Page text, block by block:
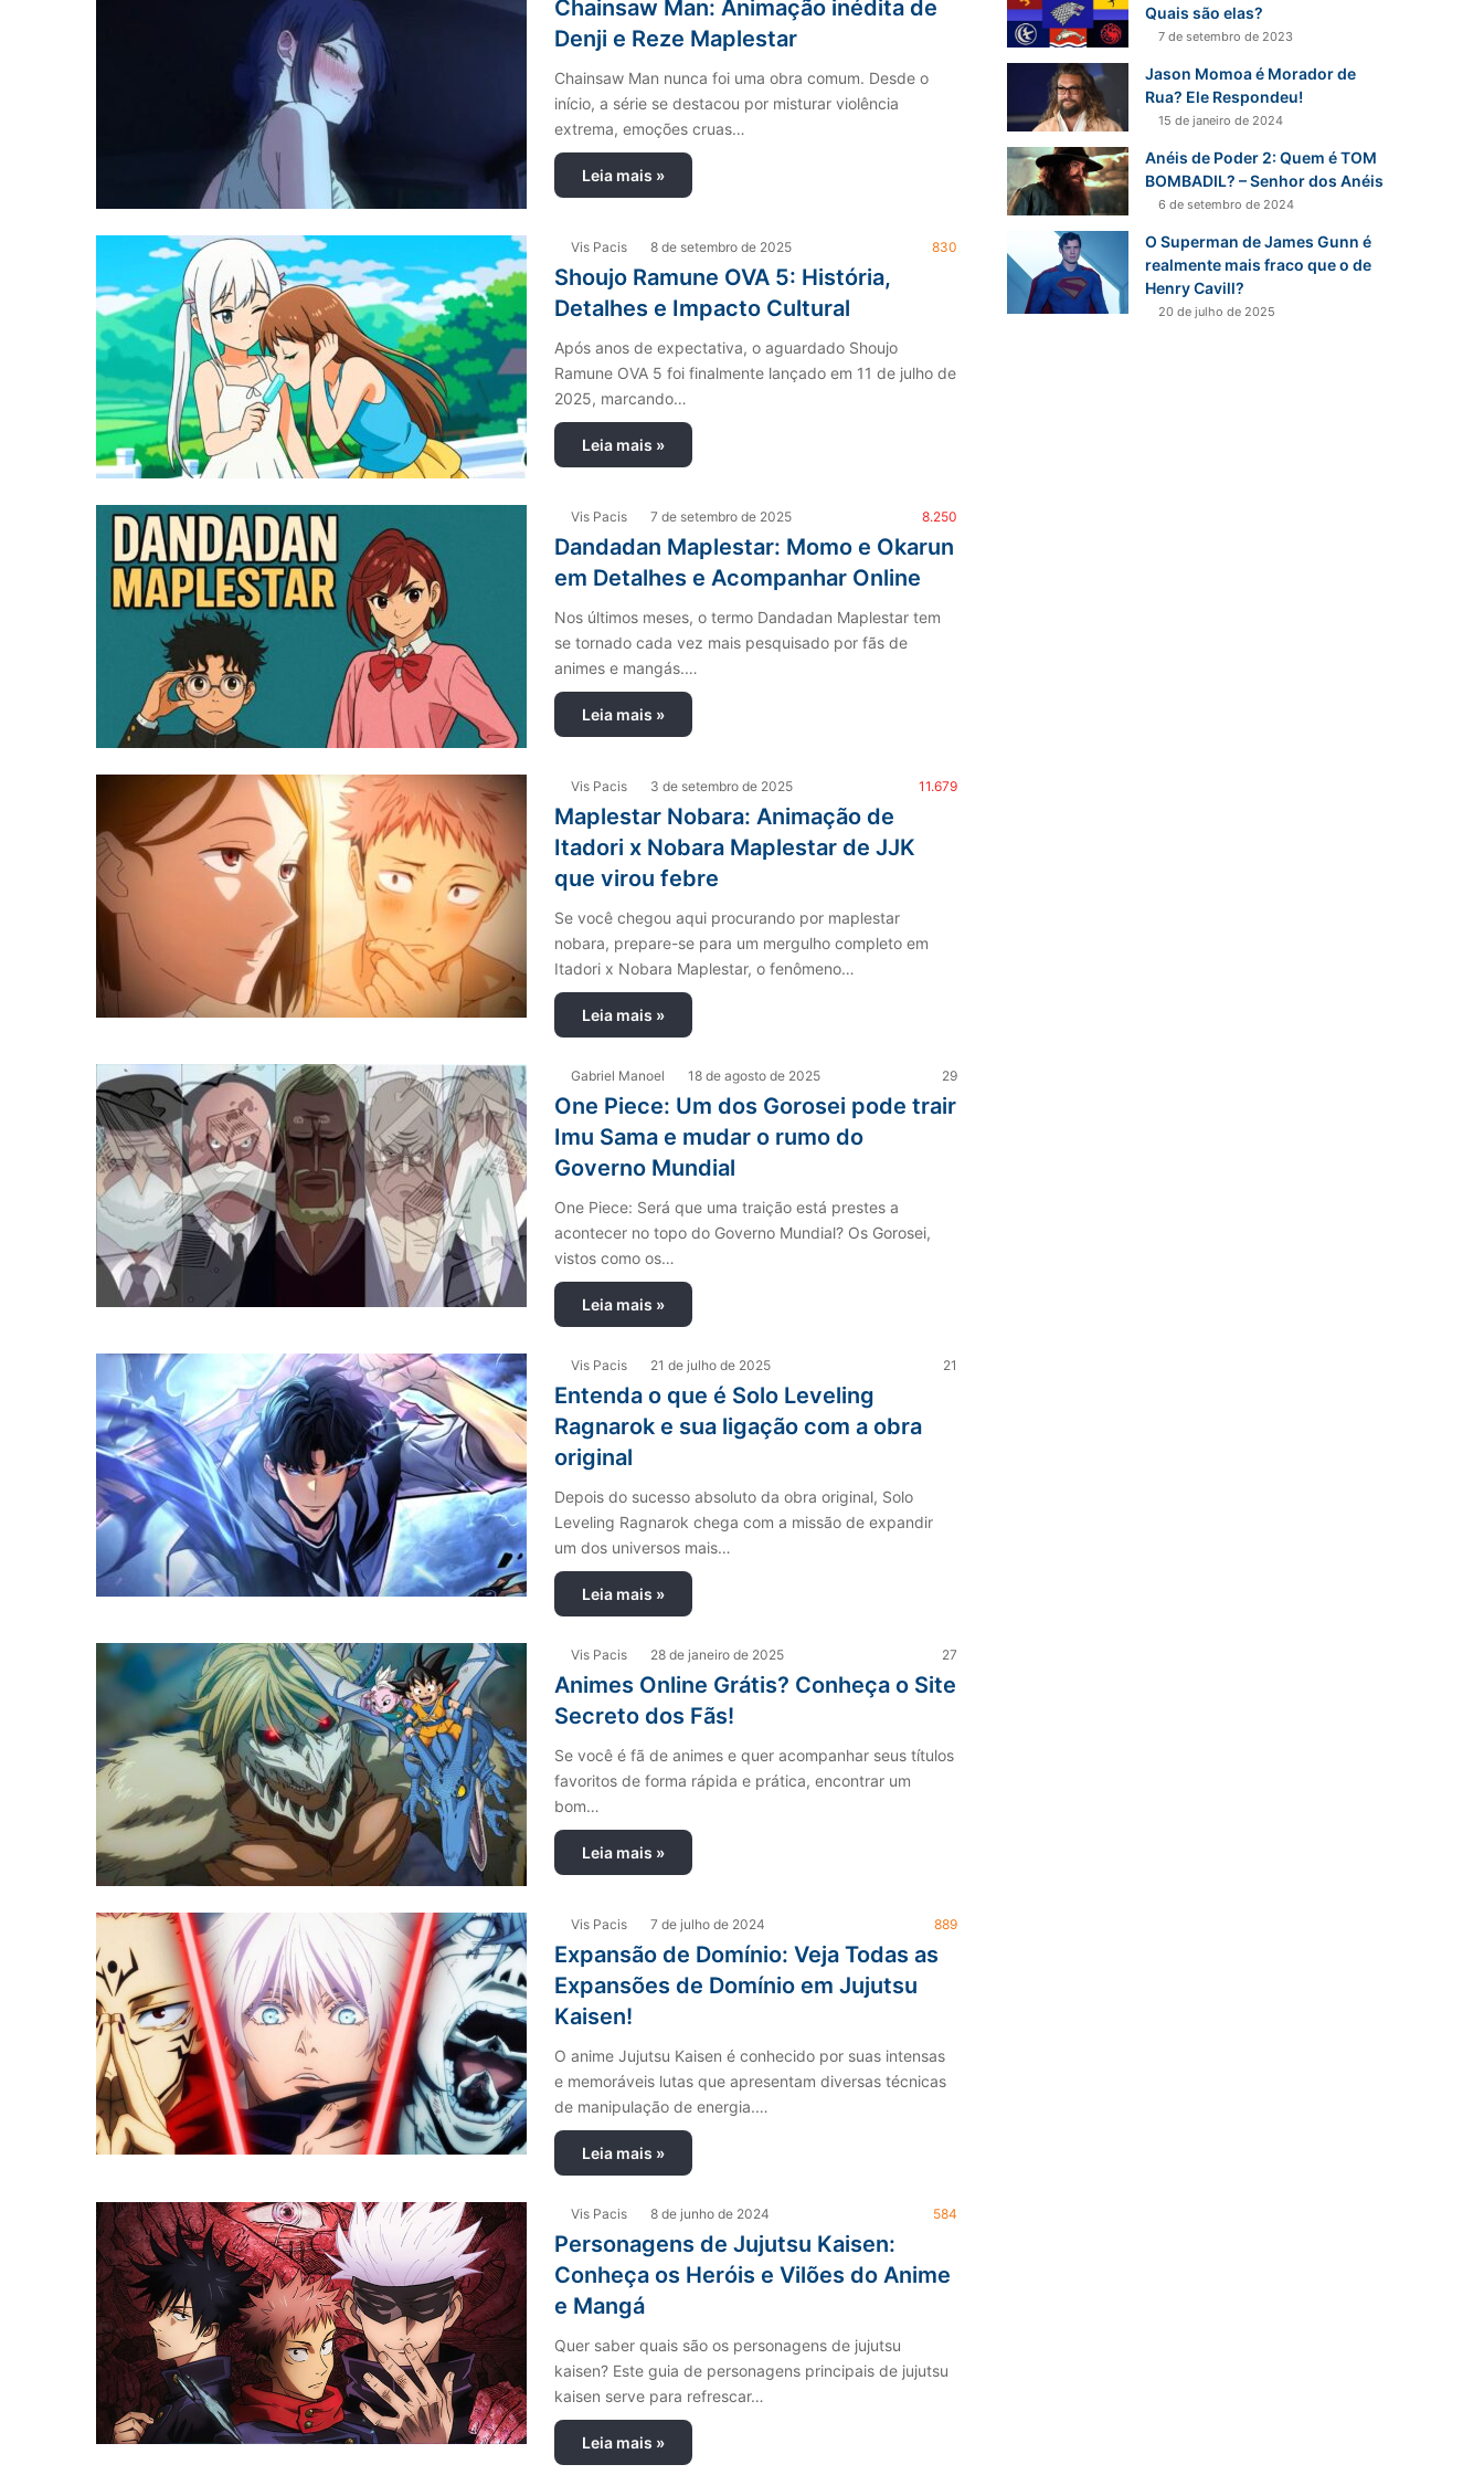
Chainsaw Man: Animação inédita de
Denji e Reze Maplestar
Chainsaw Man nunca foi uma obra comum. Desde o
início, a série se destacou por misturar violência
extrema, emoções cruas…
Leia mais »
Vis Pacis 8 de setembro de 2025 830
Shoujo Ramune OVA 5: História,
Detalhes e Impacto Cultural
Após anos de expectativa, o aguardado Shoujo
Ramune OVA 5 foi finalmente lançado em 11 de julho de
2025, marcando…
Leia mais »
Vis Pacis 7 de setembro de 2025 8.250
Dandadan Maplestar: Momo e Okarun
em Detalhes e Acompanhar Online
Nos últimos meses, o termo Dandadan Maplestar tem
se tornado cada vez mais pesquisado por fãs de
animes e mangás.…
Leia mais »
Vis Pacis 3 de setembro de 2025 11.679
Maplestar Nobara: Animação de
Itadori x Nobara Maplestar de JJK
que virou febre
Se você chegou aqui procurando por maplestar
nobara, prepare-se para um mergulho completo em
Itadori x Nobara Maplestar, o fenômeno…
Leia mais »
Gabriel Manoel 18 de agosto de 2025 29
One Piece: Um dos Gorosei pode trair
Imu Sama e mudar o rumo do
Governo Mundial
One Piece: Será que uma traição está prestes a
acontecer no topo do Governo Mundial? Os Gorosei,
vistos como os…
Leia mais »
Vis Pacis 21 de julho de 2025 21
Entenda o que é Solo Leveling
Ragnarok e sua ligação com a obra
original
Depois do sucesso absoluto da obra original, Solo
Leveling Ragnarok chega com a missão de expandir
um dos universos mais…
Leia mais »
Vis Pacis 28 de janeiro de 2025 27
Animes Online Grátis? Conheça o Site
Secreto dos Fãs!
Se você é fã de animes e quer acompanhar seus títulos
favoritos de forma rápida e prática, encontrar um
bom…
Leia mais »
Vis Pacis 7 de julho de 2024 889
Expansão de Domínio: Veja Todas as
Expansões de Domínio em Jujutsu
Kaisen!
O anime Jujutsu Kaisen é conhecido por suas intensas
e memoráveis lutas que apresentam diversas técnicas
de manipulação de energia.…
Leia mais »
Vis Pacis 8 de junho de 2024 584
Personagens de Jujutsu Kaisen:
Conheça os Heróis e Vilões do Anime
e Mangá
Quer saber quais são os personagens de jujutsu
kaisen? Este guia de personagens principais de jujutsu
kaisen serve para refrescar…
Leia mais »
p
r
:
Quais são elas?
7 de setembro de 2023
Jason Momoa é Morador de
Rua? Ele Respondeu!
15 de janeiro de 2024
Anéis de Poder 2: Quem é TOM
BOMBADIL? – Senhor dos Anéis
6 de setembro de 2024
O Superman de James Gunn é
realmente mais fraco que o de
Henry Cavill?
20 de julho de 2025